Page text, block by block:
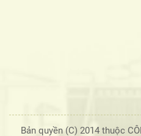
Bản quyền (C) 2014 thuộc